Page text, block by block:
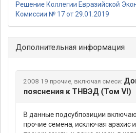
Решение Коллегии Евразийской
Комиссии № 17 от 29.01.2019
Дополнительная информация
2008 19 прочие, включая смеси:
пояснения к ТНВЭД (Том VI)
В данные подсубпозиции
прочие семена, исключая арахис